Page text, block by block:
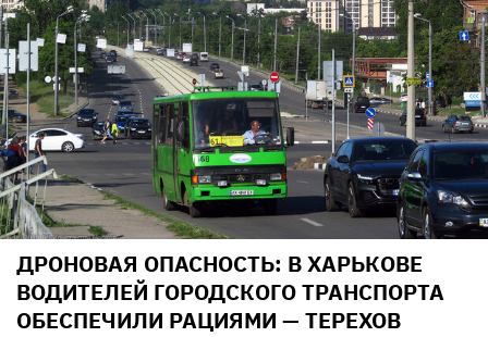
ДРОНОВАЯ ОПАСНОСТЬ: В ХАРЬКОВЕ
ВОДИТЕЛЕЙ ГОРОДСКОГО ТРАНСПОРТА
ОБЕСПЕЧИЛИ РАЦИЯМИ — ТЕРЕХОВ